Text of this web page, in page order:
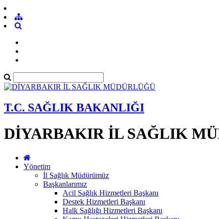
T.C. SAĞLIK BAKANLIĞI
DİYARBAKIR İL SAĞLIK
Yönetim
İl Sağlık Müdürümüz
Başkanlarımız
Acil Sağlık Hizmetleri Başkanı
Destek Hizmetleri Başkanı
Halk Sağlığı Hizmetleri Başkanı